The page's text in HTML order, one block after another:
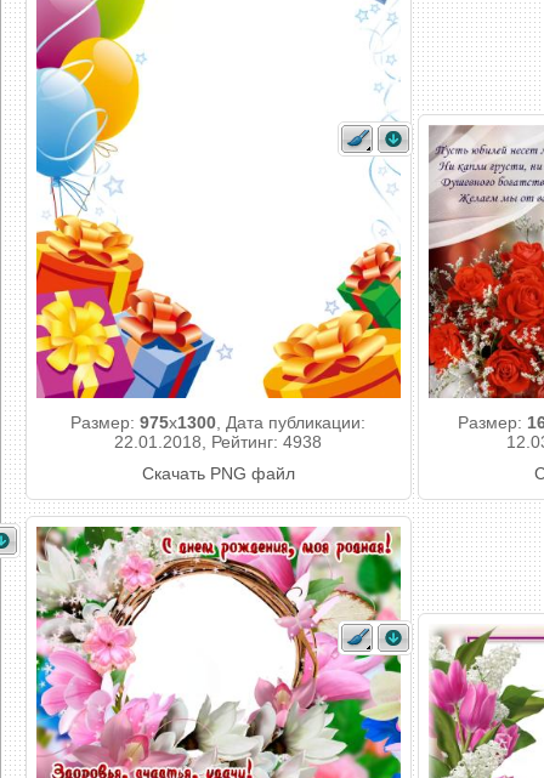
Размер:975x1300 , Дата публикации:
22.01.2018, Рейтинг: 4938
Скачать PNG файл
Размер: